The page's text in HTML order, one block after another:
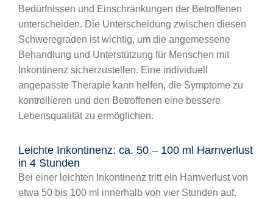
Bedürfnissen und Einschränkungen der Betroffenen
unterscheiden. Die Unterscheidung zwischen diesen
Schweregraden ist wichtig, um die angemessene
Behandlung und Unterstützung für Menschen mit
Inkontinenz sicherzustellen. Eine individuell
angepasste Therapie kann helfen, die Symptome zu
kontrollieren und den Betroffenen eine bessere
Lebensqualität zu ermöglichen.
Leichte Inkontinenz: ca. 50 – 100 ml Harnverlust
in 4 Stunden
Bei einer leichten Inkontinenz tritt ein Harnverlust von
etwa 50 bis 100 ml innerhalb von vier Stunden auf.